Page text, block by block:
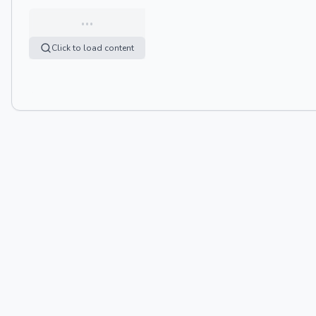
…
Click to load content